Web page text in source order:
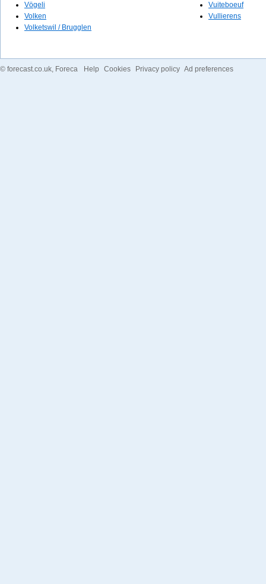
Vögeli
Volken
Volketswil / Brugglen
Vuiteboeuf
Vullierens
© forecast.co.uk, Foreca Help Cookies Privacy policy Ad preferences